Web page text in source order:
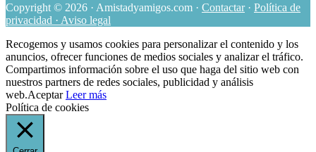
Copyright © 2026 · Amistadyamigos.com · Contactar· Política de
privacidad · Aviso legal
Recogemos y usamos cookies para personalizar el contenido y los
anuncios, ofrecer funciones de medios sociales y analizar el tráfico.
Compartimos información sobre el uso que haga del sitio web con
nuestros partners de redes sociales, publicidad y análisis
web.Aceptar Leer más
Política de cookies